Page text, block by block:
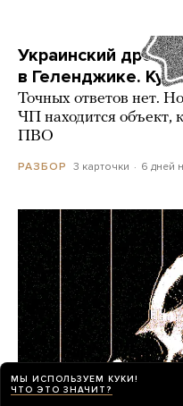
Украинский дрон
в Геленджике.
Точных ответов нет.
ЧП находится объект,
ПВО
РАЗБОР 3 карточки 6 дней
МЫ ИСПОЛЬЗУЕМ КУКИ!
ЧТО ЭТО ЗНАЧИТ?